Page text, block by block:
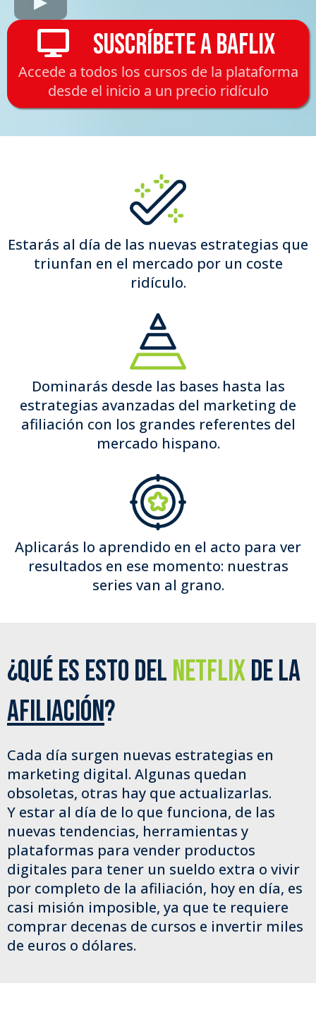
⠀Suscríbete a BAFLIX
Accede a todos los cursos de la plataforma
desde el inicio a un precio ridículo
Estarás al día de las nuevas estrategias que
triunfan en el mercado por un coste
ridículo.
Dominarás desde las bases hasta las
estrategias avanzadas del marketing de
afiliación con los grandes referentes del
mercado hispano.
Aplicarás lo aprendido en el acto para ver
resultados en ese momento: nuestras
series van al grano.
¿Qué es esto delNetflixde la
Afiliación?
Cada día surgen nuevas estrategias en
marketing digital. Algunas quedan
obsoletas, otras hay que actualizarlas.
Y estar al día de lo que funciona, de las
nuevas tendencias, herramientas y
plataformas para vender productos
digitales para tener un sueldo extra o vivir
por completo de la afiliación, hoy en día, es
casi misión imposible, ya que te requiere
comprar decenas de cursos e invertir miles
de euros o dólares.